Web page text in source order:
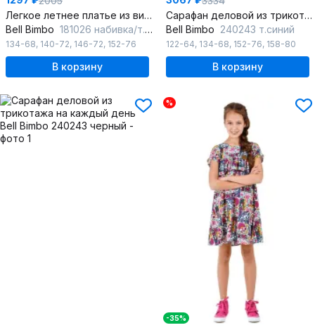
Легкое летнее платье из вискозы с текстильным декором
Bell Bimbo 181026 набивка/т.синий
134-68, 140-72, 146-72, 152-76
В корзину
Сарафан деловой из трикотажа на каждый день
Bell Bimbo 240243 т.синий
122-64, 134-68, 152-76, 158-80
В корзину
%
-35%